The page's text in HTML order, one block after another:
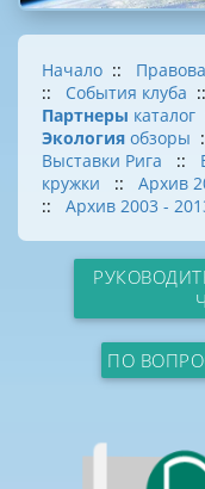
Начало ::
:: События клуба
Партнеры каталог
Экология обзоры
Выставки Рига
::
кружки
:: Архив
:: Архив 2003 -
ПО